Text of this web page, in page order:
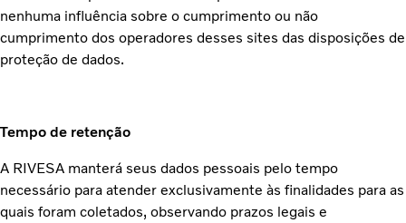
nenhuma influência sobre o cumprimento ou não
cumprimento dos operadores desses sites das disposições de
proteção de dados.
Tempo de retenção
A RIVESA manterá seus dados pessoais pelo tempo
necessário para atender exclusivamente às finalidades para as
quais foram coletados, observando prazos legais e